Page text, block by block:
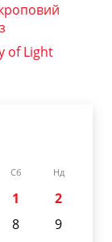
of Light
Сб Нд
1
2
8
9